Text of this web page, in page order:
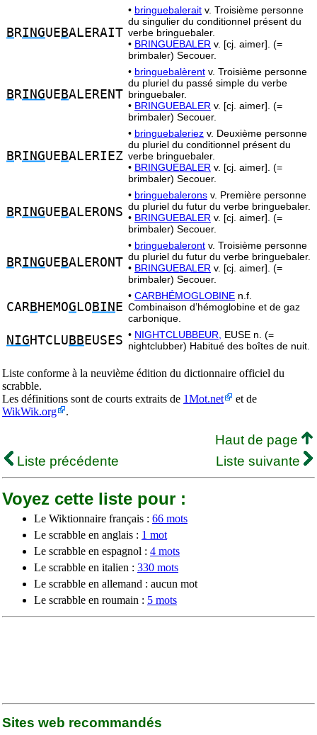
B RINGUE BALERAIT
• bringuebalerait v. Troisième personne
du singulier du conditionnel présent du
verbe bringuebaler.
• BRINGUEBALER v. [cj. aimer]. (=
brimbaler) Secouer.
B RINGUE BALERENT
• bringuebalèrent v. Troisième personne
du pluriel du passé simple du verbe
bringuebaler.
• BRINGUEBALER v. [cj. aimer]. (=
brimbaler) Secouer.
B RINGUE BALERIEZ
• bringuebaleriez v. Deuxième personne
du pluriel du conditionnel présent du
verbe bringuebaler.
• BRINGUEBALER v. [cj. aimer]. (=
brimbaler) Secouer.
B RINGUE BALERONS
• bringuebalerons v. Première personne
du pluriel du futur du verbe bringuebaler.
• BRINGUEBALER v. [cj. aimer]. (=
brimbaler) Secouer.
B RINGUE BALERONT
• bringuebaleront v. Troisième personne
du pluriel du futur du verbe bringuebaler.
• BRINGUEBALER v. [cj. aimer]. (=
brimbaler) Secouer.
CARB HEMOG LO BIN E
• CARBHÉMOGLOBINE n.f.
Combinaison d’hémoglobine et de gaz
carbonique.
NIG HTCLU BB EUSES • NIGHTCLUBBEUR,
EUSE n. (=
nightclubber) Habitué des boîtes de nuit.
Liste conforme à la neuvième édition du dictionnaire officiel du
scrabble.
Les définitions sont de courts extraits de 1Mot.net
et de
WikWik.org
.
Haut de page
Liste précédente
Liste suivante
Voyez cette liste pour :
Le Wiktionnaire français : 66 mots
Le scrabble en anglais : 1 mot
Le scrabble en espagnol : 4 mots
Le scrabble en italien : 330 mots
Le scrabble en allemand : aucun mot
Le scrabble en roumain : 5 mots
Sites web recommandés